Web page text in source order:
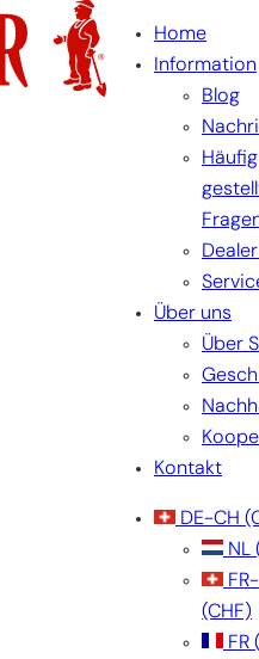
Home
Information
Blog
Häufig
Über uns
Über
Kontakt
DE-CH
NL
(CHF)
FR